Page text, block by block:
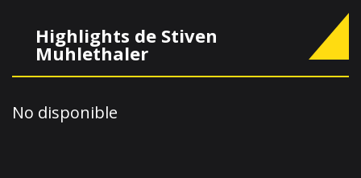
Highlights de Stiven
Muhlethaler
No disponible